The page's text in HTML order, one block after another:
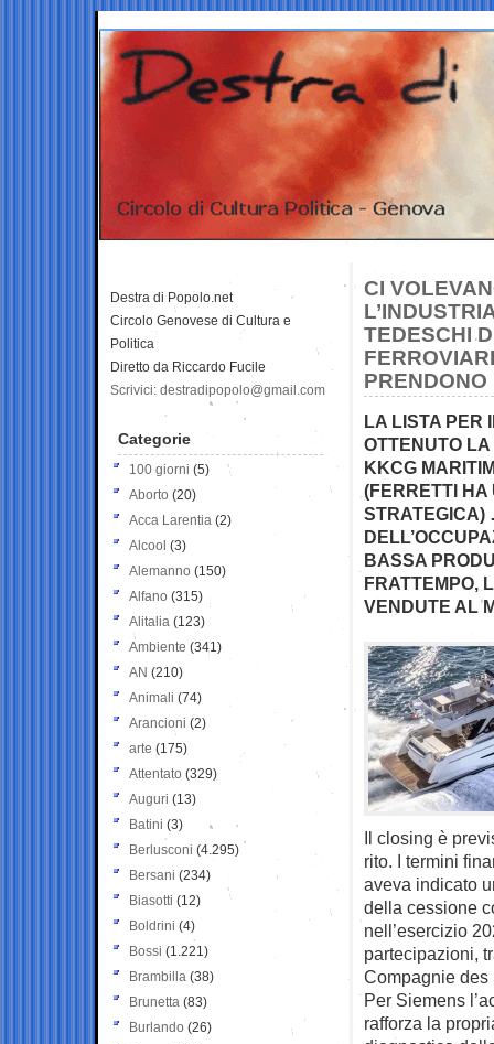
CI
TEDESCHI
PRENDONO
LA LISTA PER
OTTENUTO
KKCG
(FERRETTI HA
STRATEGICA)
BASSA
FRATTEMPO,
VENDUTE AL
Il closing è
rito. I termini
aveva indicato
della cessione
nell’esercizio
partecipazioni,
Compagnie des
Per Siemens
rafforza la
Destra di Popolo.net
Circolo Genovese di Cultura e
Politica
Diretto da Riccardo Fucile
Scrivici: destradipopolo@gmail.com
Categorie
100 giorni (5)
Aborto (20)
Acca Larentia (2)
Alcool (3)
Alemanno (150)
Alfano (315)
Alitalia (123)
Ambiente (341)
AN (210)
Animali (74)
Arancioni (2)
arte (175)
Attentato (329)
Auguri (13)
Batini (3)
Berlusconi (4.295)
Bersani (234)
Biasotti (12)
Boldrini (4)
Bossi (1.221)
Brambilla (38)
Brunetta (83)
Burlando (26)